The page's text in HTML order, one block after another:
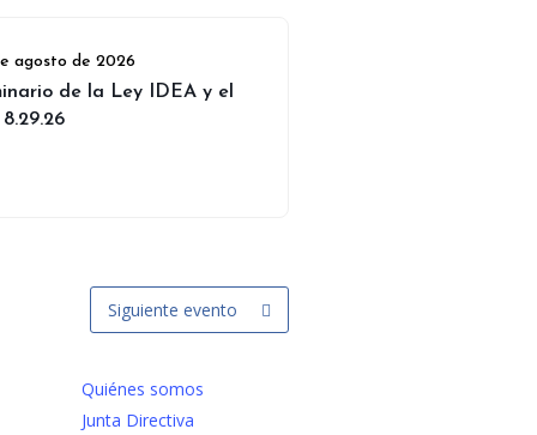
agosto de 2026
de la Ley IDEA y el
8.29.26
Siguiente evento
Quiénes somos
Junta Directiva